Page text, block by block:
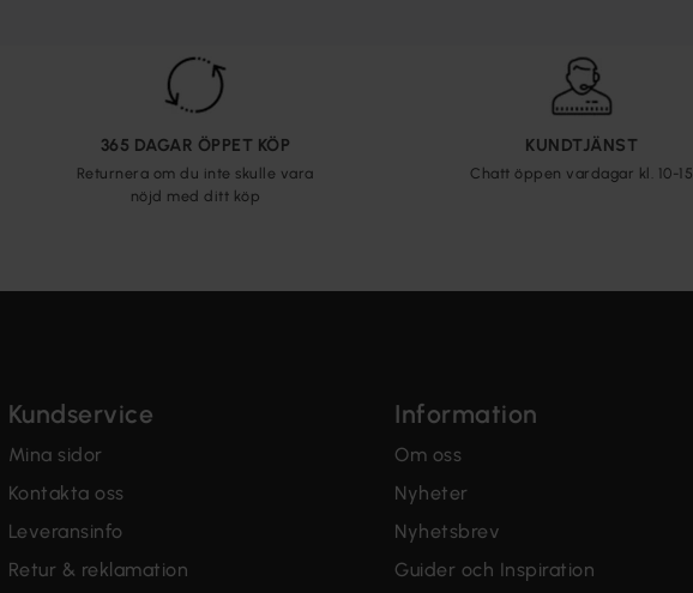
365 DAGAR ÖPPET KÖP
Returnera om du inte skulle vara
nöjd med ditt köp
KUNDTJÄNST
Chatt öppen vardagar kl. 10-15
Kundservice
Mina sidor
Kontakta oss
Leveransinfo
Retur & reklamation
Information
Om oss
Nyheter
Nyhetsbrev
Guider och Inspiration